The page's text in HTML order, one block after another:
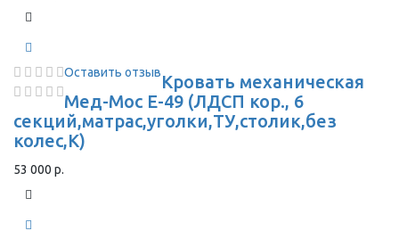
Оставить отзывКровать механическая
Мед-Мос E-49 (ЛДСП кор., 6
секций,матрас,уголки,ТУ,столик,без
колес,К)
53 000 р.